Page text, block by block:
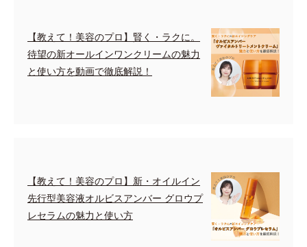
【教えて！美容のプロ】賢く・ラクに。
待望の新オールインワンクリームの魅力
と使い方を動画で徹底解説！
【教えて！美容のプロ】新・オイルイン
先行型美容液オルビスアンバー グロウプ
レセラムの魅力と使い方